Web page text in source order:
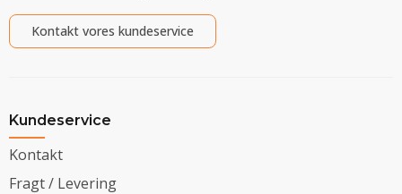
Kontakt vores kundeservice
Kundeservice
Kontakt
Fragt / Levering